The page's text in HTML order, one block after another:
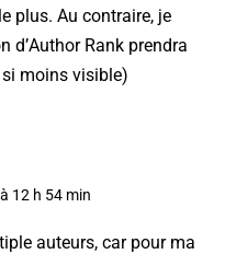
plus. Au contraire, je
d’Author Rank prendra
moins visible)
12 h 54 min
auteurs, car pour ma